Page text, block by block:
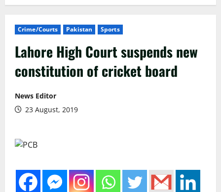
Crime/Courts Pakistan Sports
Lahore High Court suspends new
constitution of cricket board
News Editor
23 August, 2019